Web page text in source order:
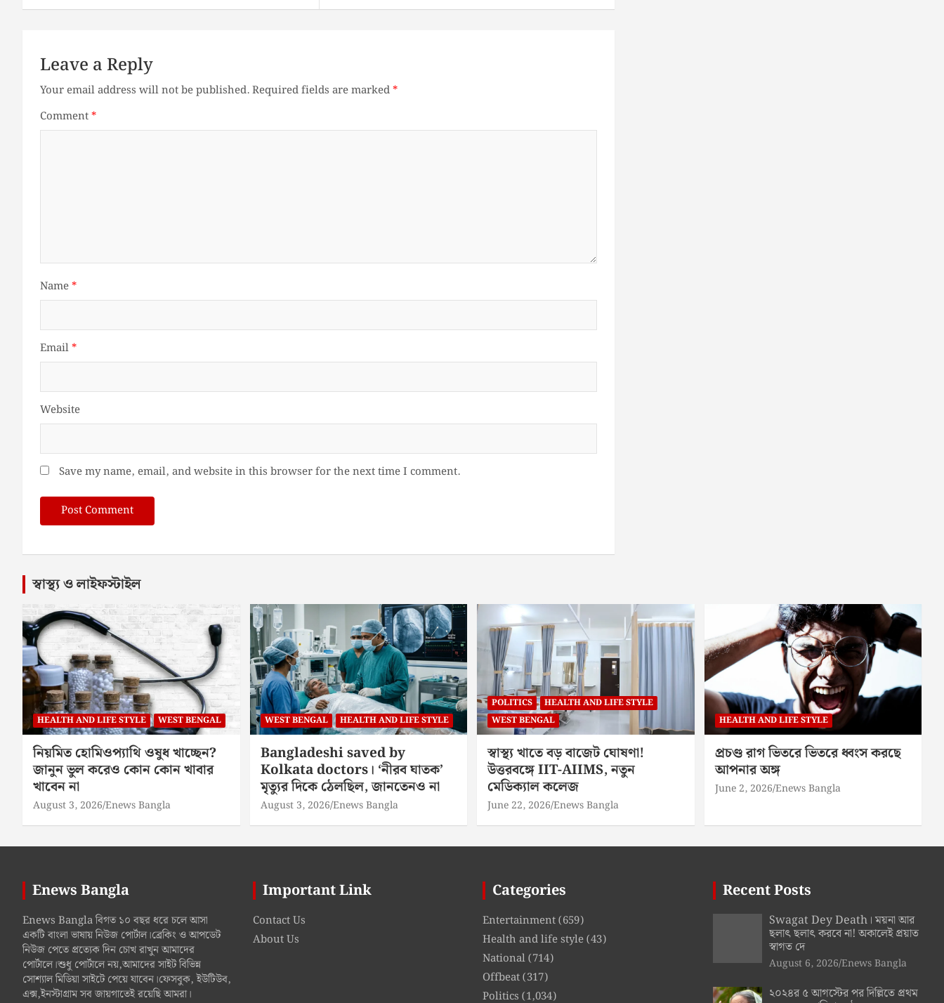
Leave a Reply
Your email address will not be published.Required fields are marked*
Comment*
Name*
Email*
Website
Save my name, email, and website in this browser for the next time I comment.
স্বাস্থ্য ও লাইফস্টাইল
HEALTH AND LIFE STYLE WEST BENGAL
নিয়মিত হোমিওপ্যাথি ওষুধ খাচ্ছেন?
জানুন ভুল করেও কোন কোন খাবার
খাবেন না
August 3, 2026 Enews Bangla
WEST BENGAL HEALTH AND LIFE STYLE
Bangladeshi saved by
Kolkata doctors। ‘নীরব ঘাতক’
মৃত্যুর দিকে ঠেলছিল, জানতেনও না
August 3, 2026 Enews Bangla
POLITICS
HEALTH AND LIFE STYLE
WEST BENGAL
স্বাস্থ্য খাতে বড় বাজেট ঘোষণা!
উত্তরবঙ্গে IIT-AIIMS, নতুন
মেডিক্যাল কলেজ
June 22, 2026 Enews Bangla
HEALTH AND LIFE STYLE
প্রচণ্ড রাগ ভিতরে ভিতরে ধ্বংস করছে
আপনার অঙ্গ
June 2, 2026 Enews Bangla
Enews Bangla
Enews Bangla বিগত ১০ বছর ধরে চলে আসা
একটি বাংলা ভাষায় নিউজ পোর্টাল।ব্রেকিং ও আপডেট
নিউজ পেতে প্রত্যেক দিন চোখ রাখুন আমাদের
পোর্টালে।শুধু পোর্টালে নয়,আমাদের সাইট বিভিন্ন
সোশ্যাল মিডিয়া সাইটে পেয়ে যাবেন।ফেসবুক, ইউটিউব,
এক্স,ইনস্টাগ্রাম সব জায়গাতেই রয়েছি আমরা।
Important Link
Contact Us
About Us
Categories
Entertainment(659)
Health and life style(43)
National(714)
Offbeat(317)
Politics (1,034)
Recent Posts
Swagat Dey Death। ময়না আর
ছলাৎ ছলাৎ করবে না! অকালেই প্রয়াত
স্বাগত দে
August 6, 2026 Enews Bangla
২০২৪র ৫ আগস্টের পর দিল্লিতে প্রথম